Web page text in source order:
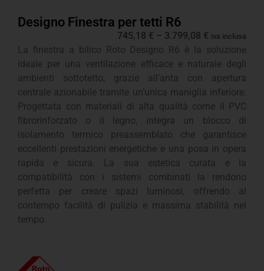
Designo Finestra per tetti R6
745,18 € – 3.799,08 € iva inclusa
La finestra a bilico Roto Designo R6 è la soluzione
ideale per una ventilazione efficace e naturale degli
ambienti sottotetto, grazie all’anta con apertura
centrale azionabile tramite un’unica maniglia inferiore.
Progettata con materiali di alta qualità come il PVC
fibrorinforzato o il legno, integra un blocco di
isolamento termico preassemblato che garantisce
eccellenti prestazioni energetiche e una posa in opera
rapida e sicura. La sua estetica curata e la
compatibilità con i sistemi combinati la rendono
perfetta per creare spazi luminosi, offrendo al
contempo facilità di pulizia e massima stabilità nel
tempo.